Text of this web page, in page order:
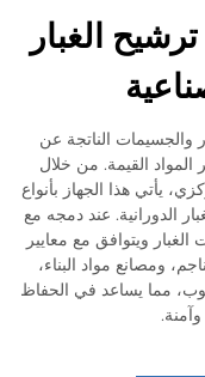
الغبار
الناتجة عن
القيمة. من خلال
هذا الجهاز بأنواع
عند دمجه مع
مع معايير
مواد البناء،
يساعد في الحفاظ